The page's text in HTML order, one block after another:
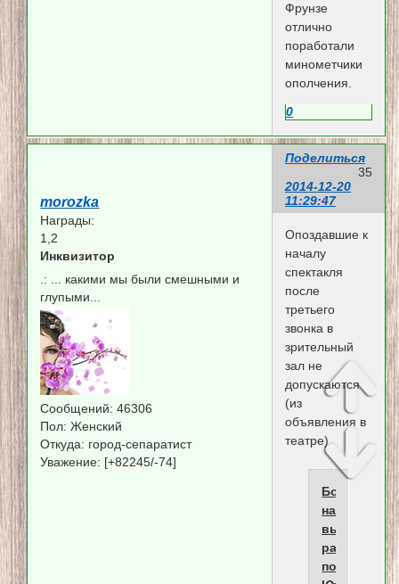
Фрунзе
отлично
поработали
минометчики
ополчения.
0
Поделиться
35
2014-12-20
11:29:47
morozka
Награды:
1,2
Инквизитор
.: ... какими мы были смешными и
глупыми...
Сообщений: 46306
Пол: Женский
Откуда: город-сепаратист
Уважение: [+82245/-74]
Опоздавшие к
началу
спектакля
после
третьего
звонка в
зрительный
зал не
допускаются
(из
объявления в
театре)
Болгария
намерена
выдать
разрешения
по